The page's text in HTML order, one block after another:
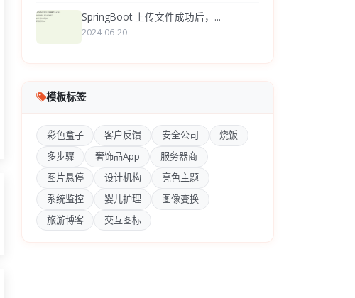
SpringBoot 上传文件成功后，...
2024-06-20
模板标签
彩色盒子 客户反馈 安全公司
烧饭
多步骤
奢饰品App
服务器商
图片悬停
设计机构
亮色主题
系统监控
婴儿护理
图像变换
旅游博客
交互图标